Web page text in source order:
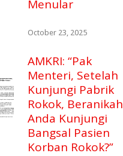
Menular
October 23, 2025
AMKRI: “Pak
Menteri, Setelah
Kunjungi Pabrik
Rokok, Beranikah
Anda Kunjungi
Bangsal Pasien
Korban Rokok?”